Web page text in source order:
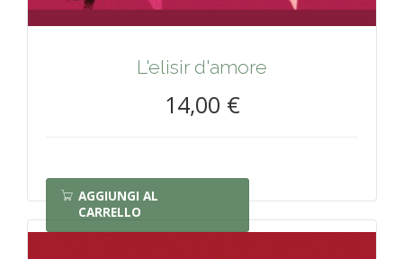
L'elisir d'amore
14,00 €
AGGIUNGI AL
CARRELLO